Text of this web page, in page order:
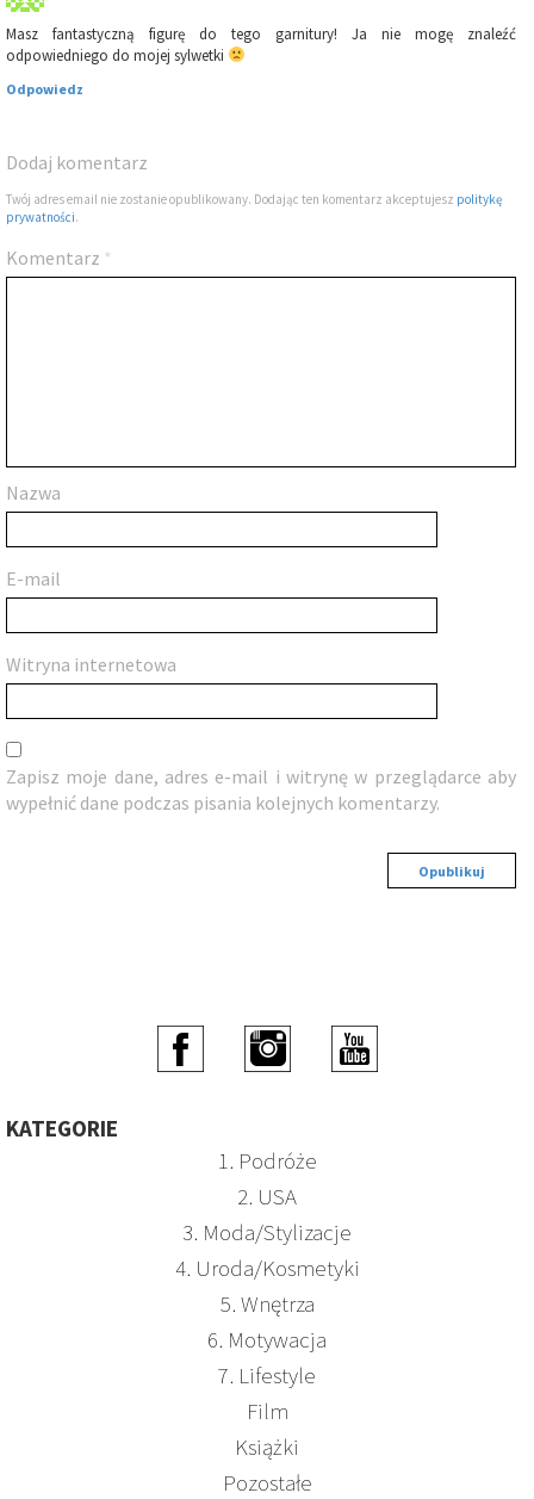
Masz fantastyczną figurę do tego garnitury! Ja nie mogę znaleźć
odpowiedniego do mojej sylwetki
Odpowiedz
Dodaj komentarz
Twój adres email nie zostanie opublikowany. Dodając ten komentarz akceptujesz politykę
prywatności.
Komentarz *
Nazwa
E-mail
Witryna internetowa
Zapisz moje dane, adres e-mail i witrynę w przeglądarce aby
wypełnić dane podczas pisania kolejnych komentarzy.
KATEGORIE
1. Podróże
2. USA
3. Moda/Stylizacje
4. Uroda/Kosmetyki
5. Wnętrza
6. Motywacja
7. Lifestyle
Film
Książki
Pozostałe